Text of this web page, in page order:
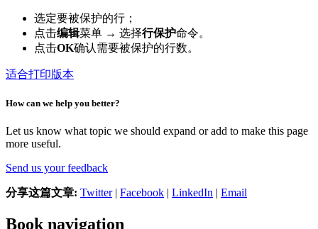
选定要被保护的行；
点击编辑菜单 → 选择行保护命令。
点击OK确认需要被保护的行数。
适合打印版本
How can we help you better?
Let us know what topic we should expand or add to make this page
more useful.
Send us your feedback
分享这篇文章: Twitter| Facebook | LinkedIn | Email
Book navigation